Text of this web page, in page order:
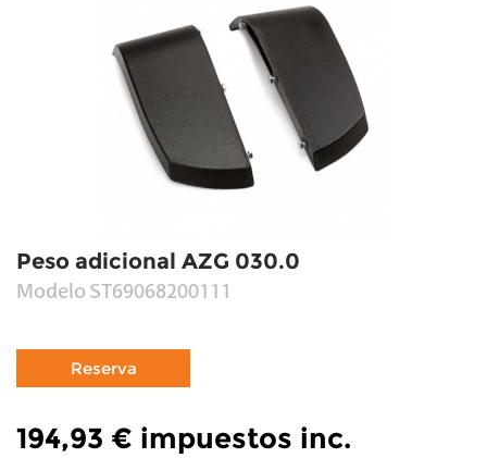
Peso adicional AZG 030.0
Modelo ST69068200111
194,93 € impuestos inc.